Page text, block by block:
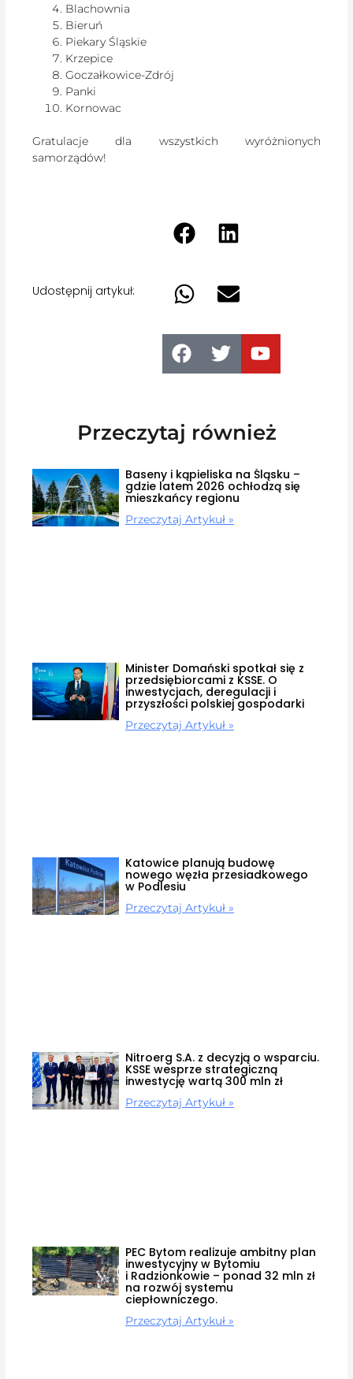
Blachownia
Bieruń
Piekary Śląskie
Krzepice
Goczałkowice-Zdrój
Panki
Kornowac
Gratulacje dla wszystkich wyróżnionych
samorządów!
Udostępnij artykuł:
Przeczytaj również
Baseny i kąpieliska na Śląsku –
gdzie latem 2026 ochłodzą się
mieszkańcy regionu
Przeczytaj Artykuł »
Minister Domański spotkał się z
przedsiębiorcami z KSSE. O
inwestycjach, deregulacji i
przyszłości polskiej gospodarki
Przeczytaj Artykuł »
Katowice planują budowę
nowego węzła przesiadkowego
w Podlesiu
Przeczytaj Artykuł »
Nitroerg S.A. z decyzją o wsparciu.
KSSE wesprze strategiczną
inwestycję wartą 300 mln zł
Przeczytaj Artykuł »
PEC Bytom realizuje ambitny plan
inwestycyjny w Bytomiu
i Radzionkowie – ponad 32 mln zł
na rozwój systemu
ciepłowniczego.
Przeczytaj Artykuł »